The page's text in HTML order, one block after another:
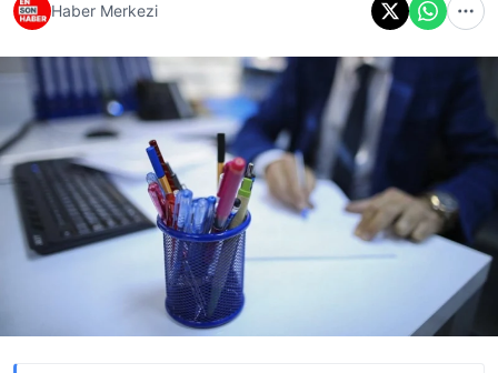
Haber Merkezi